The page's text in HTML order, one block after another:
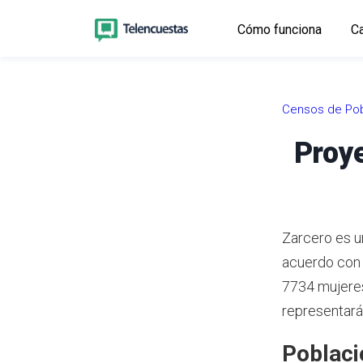
Cómo funciona
Censos de
Zarcero es
acuerdo
7734